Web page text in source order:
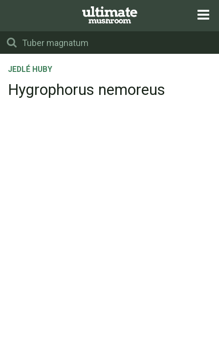
JEDLÉ HUBY
Hygrophorus nemoreus